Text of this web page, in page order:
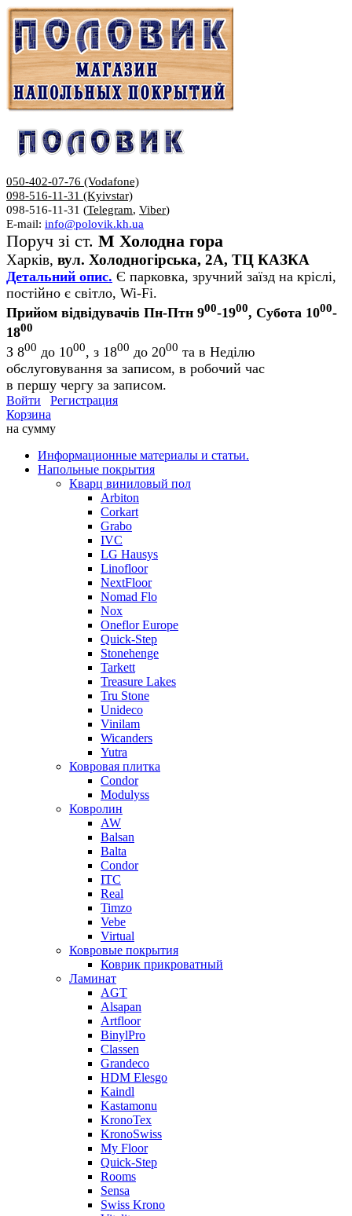
050-402-07-76 (Vodafone)
098-516-11-31 (Kyivstar)
098-516-11-31 (Telegram, Viber)
E-mail: info@polovik.kh.ua
Поруч зі ст. М Холодна гора
Харків, вул. Холодногірська, 2А, ТЦ КАЗКА
Детальний опис. Є парковка, зручний заїзд на кріслі,
постійно є світло, Wi-Fi.
Прийом відвідувачів Пн-Птн 900-1900, Субота 1000-
1800
З 800 до 1000, з 1800 до 2000 та в Неділю
обслуговування за записом, в робочий час
в першу чергу за записом.
Войти
Регистрация
Корзина
на сумму
Информационные материалы и статьи.
Напольные покрытия
Кварц виниловый пол
Arbiton
Corkart
Grabo
IVC
LG Hausys
Linofloor
NextFloor
Nomad Flo
Nox
Oneflor Europe
Quick-Step
Stonehenge
Tarkett
Treasure Lakes
Tru Stone
Unideco
Vinilam
Wicanders
Yutra
Ковровая плитка
Condor
Modulyss
Ковролин
AW
Balsan
Balta
Condor
ITC
Real
Timzo
Vebe
Virtual
Ковровые покрытия
Коврик прикроватный
Ламинат
AGT
Alsapan
Artfloor
BinylPro
Classen
Grandeco
HDM Elesgo
Kaindl
Kastamonu
KronoTex
KronoSwiss
My Floor
Quick-Step
Rooms
Sensa
Swiss Krono